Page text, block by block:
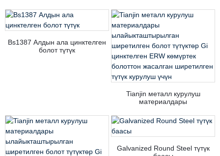
тик бурчтуу болот түтүкчөлөр
EN 10219 СТАНДАРТТАРЫНА
САКТАЙДЫ
Bs1387 Алдын ала цинктелген
болот түтүк
Tianjin металл курулуш
материалдары
ширетилген болот түтүктөр Gi
цинктелген ERW көмүртек
болоттон жасалган ширетилген
Galvanized Round Steel түтүк